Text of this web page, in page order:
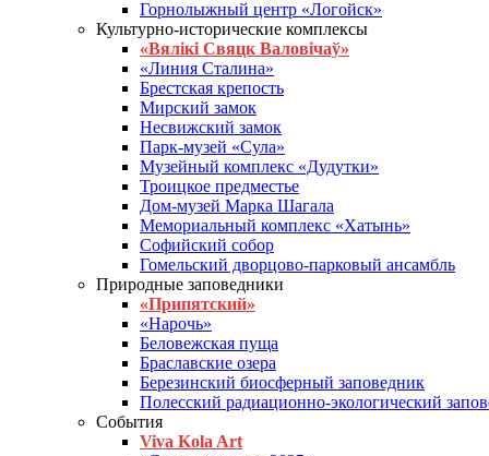
Горнолыжный центр «Логойск»
Культурно-исторические комплексы
«Вялікі Свяцк Валовічаў»
«Линия Сталина»
Брестская крепость
Мирский замок
Несвижский замок
Парк-музей «Сула»
Музейный комплекс «Дудутки»
Троицкое предместье
Дом-музей Марка Шагала
Мемориальный комплекс «Хатынь»
Софийский собор
Гомельский дворцово-парковый ансамбль
Природные заповедники
«Припятский»
«Нарочь»
Беловежская пуща
Браславские озера
Березинский биосферный заповедник
Полесский радиационно-экологический
События
Viva Kola Art